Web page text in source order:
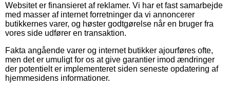
Websitet er finansieret af reklamer. Vi har et fast samarbejde
med masser af internet forretninger da vi annoncerer
butikkernes varer, og høster godtgørelse når en bruger fra
vores side udfører en transaktion.
Fakta angående varer og internet butikker ajourføres ofte,
men det er umuligt for os at give garantier imod ændringer
der potentielt er implementeret siden seneste opdatering af
hjemmesidens informationer.